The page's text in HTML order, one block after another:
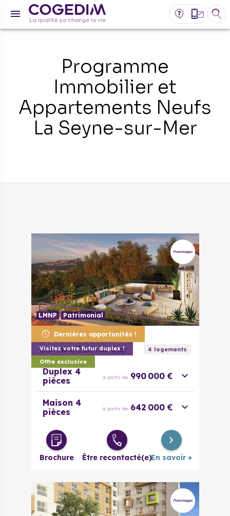
Programme
Immobilier et
Appartements Neufs
La Seyne-sur-Mer
Dernières opportunités !
Visitez votre futur duplex !
Offre exclusive
LMNP Patrimonial
83000 Toulon
Domaine Eden du Cap 4 logements
Duplex 4
pièces
à partir de 990 000 €
Maison 4
pièces
à partir de 642 000 €
Brochure Être recontacté(e)En savoir +